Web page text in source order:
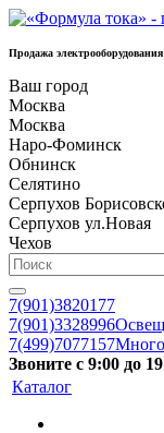
Продажа электрооборудования
Ваш город
Москва
Москва
Наро-Фоминск
Обнинск
Селятино
Серпухов
Серпухов ул.Новая
Чехов
7(901)3820177
7(901)3328996
7(499)7077157
Звоните с 9:00 до
Каталог